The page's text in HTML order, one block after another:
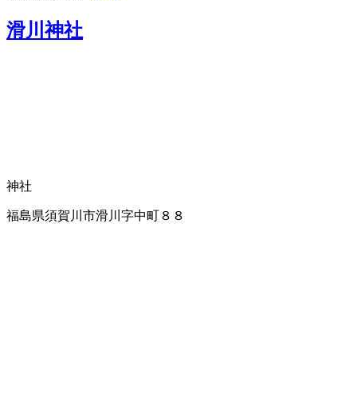
滑川神社
神社
福島県須賀川市滑川字中町８８